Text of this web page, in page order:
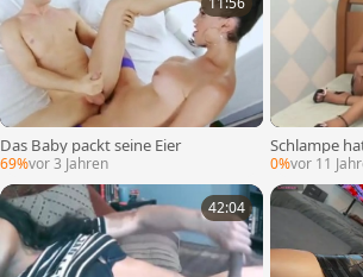
Das Baby packt seine Eier
69%vor 3 Jahren
Schlampe
0%vor 11
42:04